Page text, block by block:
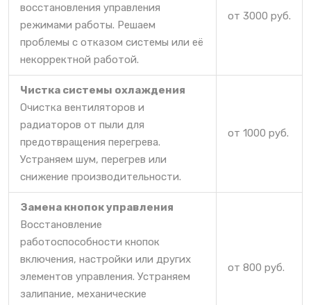
восстановления управления
режимами работы. Решаем
проблемы с отказом системы или её
некорректной работой.
от 3000 руб.
Чистка системы охлаждения
Очистка вентиляторов и
радиаторов от пыли для
предотвращения перегрева.
Устраняем шум, перегрев или
снижение производительности.
от 1000 руб.
Замена кнопок управления
Восстановление
работоспособности кнопок
включения, настройки или других
элементов управления. Устраняем
залипание, механические
от 800 руб.